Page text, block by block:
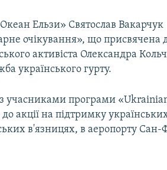
Ельзи» Святослав Вакарчук
очікування», що присвячена
активіста Олександра
українського гурту.
учасниками програми
акції на підтримку
в'язницях, в аеропорту